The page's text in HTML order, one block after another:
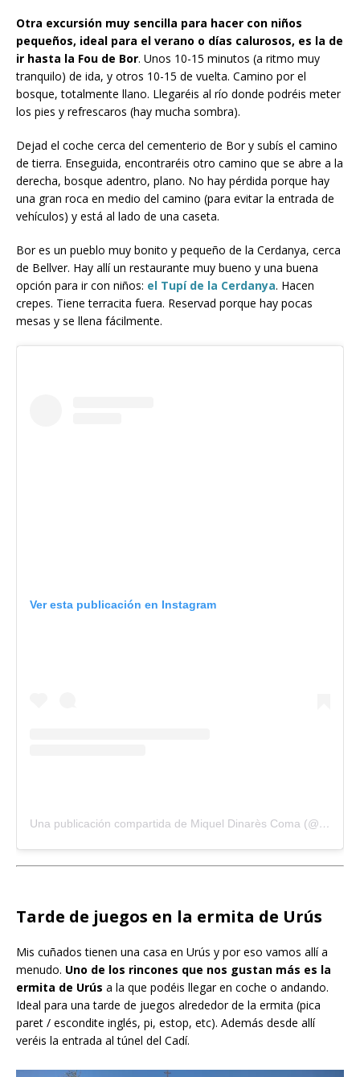
Otra excursión muy sencilla para hacer con niños
pequeños, ideal para el verano o días calurosos, es la de
ir hasta la Fou de Bor. Unos 10-15 minutos (a ritmo muy
tranquilo) de ida, y otros 10-15 de vuelta. Camino por el
bosque, totalmente llano. Llegaréis al río donde podréis meter
los pies y refrescaros (hay mucha sombra).
Dejad el coche cerca del cementerio de Bor y subís el camino
de tierra. Enseguida, encontraréis otro camino que se abre a la
derecha, bosque adentro, plano. No hay pérdida porque hay
una gran roca en medio del camino (para evitar la entrada de
vehículos) y está al lado de una caseta.
Bor es un pueblo muy bonito y pequeño de la Cerdanya, cerca
de Bellver. Hay allí un restaurante muy bueno y una buena
opción para ir con niños: el Tupí de la Cerdanya. Hacen
crepes. Tiene terracita fuera. Reservad porque hay pocas
mesas y se llena fácilmente.
Ver esta publicación en Instagram
Una publicación compartida de Miquel Dinarès Coma (@miquel57)
Tarde de juegos en la ermita de Urús
Mis cuñados tienen una casa en Urús y por eso vamos allí a
menudo. Uno de los rincones que nos gustan más es la
ermita de Urús a la que podéis llegar en coche o andando.
Ideal para una tarde de juegos alrededor de la ermita (pica
paret / escondite inglés, pi, estop, etc). Además desde allí
veréis la entrada al túnel del Cadí.